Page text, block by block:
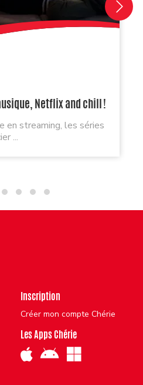
Netflix and chill !
en streaming, les séries
...
Inscription
Créer mon compte Chérie
Les Apps Chérie